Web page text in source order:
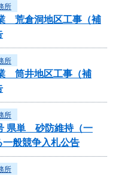
所
荒倉洞地区工事（補
所
筒井地区工事（補
所
県単 砂防維持（一
般競争入札公告
所